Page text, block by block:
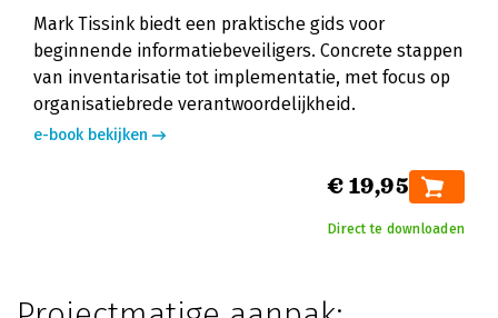
Mark Tissink biedt een praktische gids voor
beginnende informatiebeveiligers. Concrete stappen
van inventarisatie tot implementatie, met focus op
organisatiebrede verantwoordelijkheid.
e-book bekijken
€ 19,95
Direct te downloaden